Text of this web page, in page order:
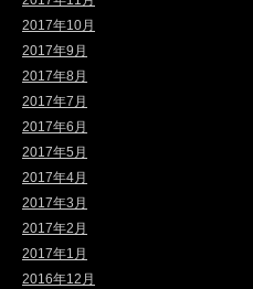
2017年10月
2017年9月
2017年8月
2017年7月
2017年6月
2017年5月
2017年4月
2017年3月
2017年2月
2017年1月
2016年12月